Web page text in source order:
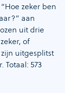
zeker ben
aan
uit drie
of
uitgesplitst
Totaal: 573